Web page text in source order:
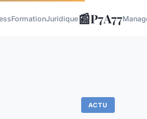
FormationJuridique📰P7A77
ACTU